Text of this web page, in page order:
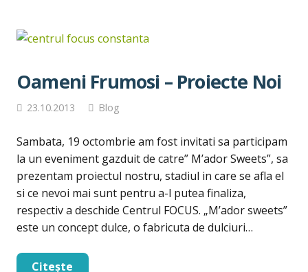
Oameni Frumosi – Proiecte Noi
23.10.2013 Blog
Sambata, 19 octombrie am fost invitati sa participam
la un eveniment gazduit de catre” M’ador Sweets”, sa
prezentam proiectul nostru, stadiul in care se afla el
si ce nevoi mai sunt pentru a-l putea finaliza,
respectiv a deschide Centrul FOCUS. „M’ador sweets”
este un concept dulce, o fabricuta de dulciuri…
Citește